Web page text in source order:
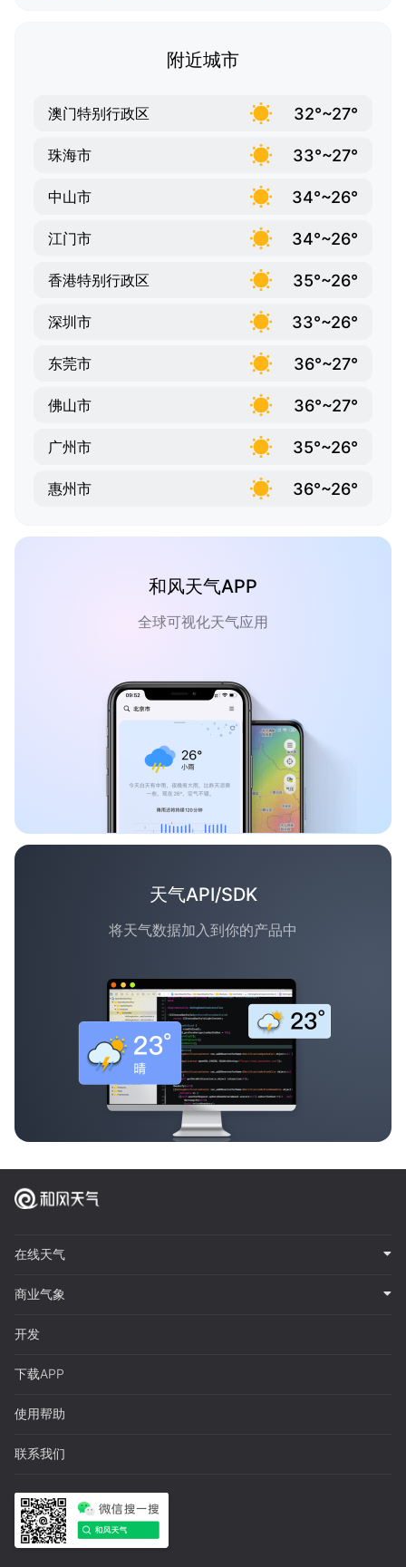
附近城市
澳门特别行政区 32°~27°
珠海市 33°~27°
中山市 34°~26°
江门市 34°~26°
香港特别行政区 35°~26°
深圳市 33°~26°
东莞市 36°~27°
佛山市 36°~27°
广州市 35°~26°
惠州市 36°~26°
和风天气APP
全球可视化天气应用
天气API/SDK
将天气数据加入到你的产品中
在线天气
商业气象
开发
下载APP
使用帮助
联系我们